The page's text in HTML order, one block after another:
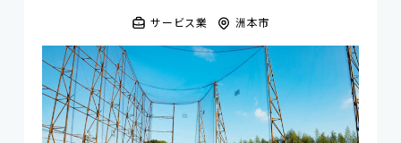
サービス業 洲本市